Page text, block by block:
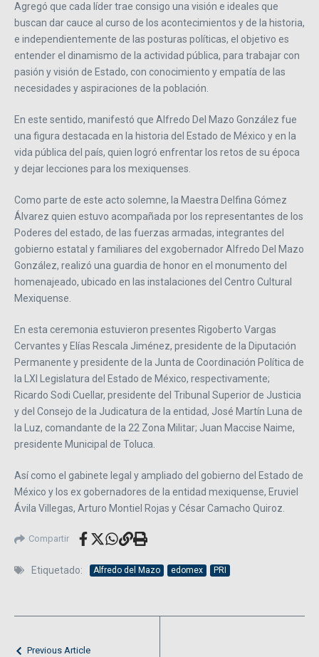
Agregó que cada líder trae consigo una visión e ideales que
buscan dar cauce al curso de los acontecimientos y de la historia,
e independientemente de las posturas políticas, el objetivo es
entender el dinamismo de la actividad pública, para trabajar con
pasión y visión de Estado, con conocimiento y empatía de las
necesidades y aspiraciones de la población.
En este sentido, manifestó que Alfredo Del Mazo González fue
una figura destacada en la historia del Estado de México y en la
vida pública del país, quien logró enfrentar los retos de su época
y dejar lecciones para los mexiquenses.
Como parte de este acto solemne, la Maestra Delfina Gómez
Álvarez quien estuvo acompañada por los representantes de los
Poderes del estado, de las fuerzas armadas, integrantes del
gobierno estatal y familiares del exgobernador Alfredo Del Mazo
González, realizó una guardia de honor en el monumento del
homenajeado, ubicado en las instalaciones del Centro Cultural
Mexiquense.
En esta ceremonia estuvieron presentes Rigoberto Vargas
Cervantes y Elías Rescala Jiménez, presidente de la Diputación
Permanente y presidente de la Junta de Coordinación Política de
la LXI Legislatura del Estado de México, respectivamente;
Ricardo Sodi Cuellar, presidente del Tribunal Superior de Justicia
y del Consejo de la Judicatura de la entidad, José Martín Luna de
la Luz, comandante de la 22 Zona Militar; Juan Maccise Naime,
presidente Municipal de Toluca.
Así como el gabinete legal y ampliado del gobierno del Estado de
México y los ex gobernadores de la entidad mexiquense, Eruviel
Ávila Villegas, Arturo Montiel Rojas y César Camacho Quiroz.
Compartir
Etiquetado: Alfredo del Mazo edomex PRI
Previous Article